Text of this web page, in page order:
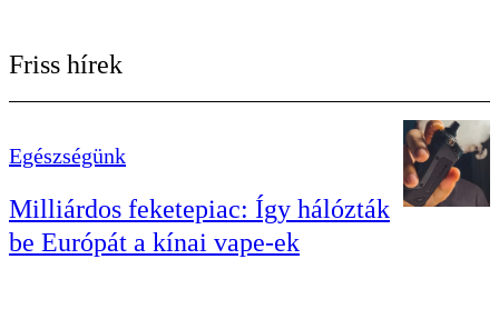
Friss hírek
Egészségünk
Milliárdos feketepiac: Így hálózták
be Európát a kínai vape-ek